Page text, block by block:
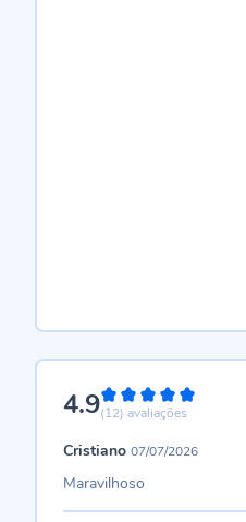
4.998%
(12) avaliações
Cristiano 07/07/2026
Maravilhoso